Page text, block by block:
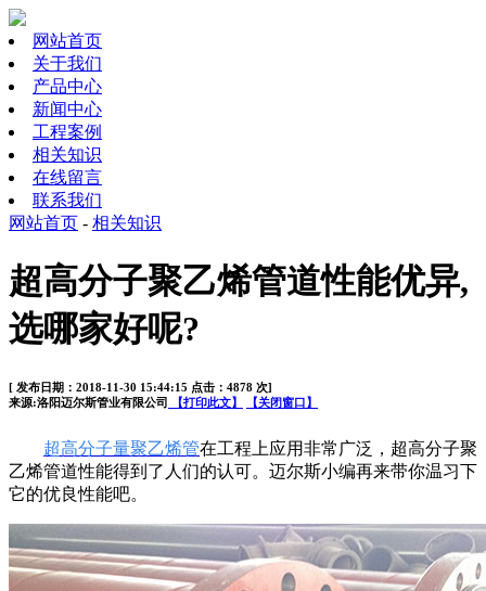
网站首页
关于我们
产品中心
新闻中心
工程案例
相关知识
在线留言
联系我们
网站首页 - 相关知识
超高分子聚乙烯管道性能优异,
选哪家好呢?
[ 发布日期：2018-11-30 15:44:15 点击：4878 次]
来源:洛阳迈尔斯管业有限公司
【打印此文】 【关闭窗口】
超高分子量聚乙烯管在工程上应用非常广泛，超高分子聚
乙烯管道性能得到了人们的认可。迈尔斯小编再来带你温习下
它的优良性能吧。